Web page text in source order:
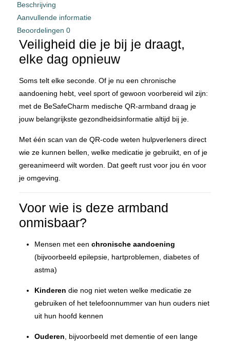
Beschrijving
Aanvullende informatie
Beoordelingen 0
Veiligheid die je bij je draagt,
elke dag opnieuw
Soms telt elke seconde. Of je nu een chronische
aandoening hebt, veel sport of gewoon voorbereid wil zijn:
met de BeSafeCharm medische QR-armband draag je
jouw belangrijkste gezondheidsinformatie altijd bij je.
Met één scan van de QR-code weten hulpverleners direct
wie ze kunnen bellen, welke medicatie je gebruikt, en of je
gereanimeerd wilt worden. Dat geeft rust voor jou én voor
je omgeving.
Voor wie is deze armband
onmisbaar?
Mensen met een chronische aandoening
(bijvoorbeeld epilepsie, hartproblemen, diabetes of
astma)
Kinderen die nog niet weten welke medicatie ze
gebruiken of het telefoonnummer van hun ouders niet
uit hun hoofd kennen
Ouderen , bijvoorbeeld met dementie of een lange